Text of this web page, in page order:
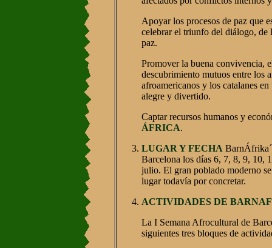
Apoyar los procesos de paz que
celebrar el triunfo del diálogo, de
paz.
Promover la buena convivencia,
descubrimiento mutuos entre los
afroamericanos y los catalanes
alegre y divertido.
Captar recursos humanos y
ÁFRICA.
LUGAR Y FECHA
Barcelona los días 6, 7, 8, 9, 10,
julio. El gran poblado moderno
lugar todavía por concretar.
ACTIVIDADES DE
La I Semana Afrocultural de
siguientes tres bloques de